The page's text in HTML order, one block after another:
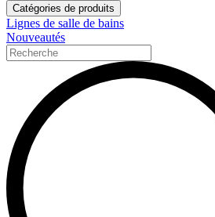
Catégories de produits
Lignes de salle de bains
Nouveautés